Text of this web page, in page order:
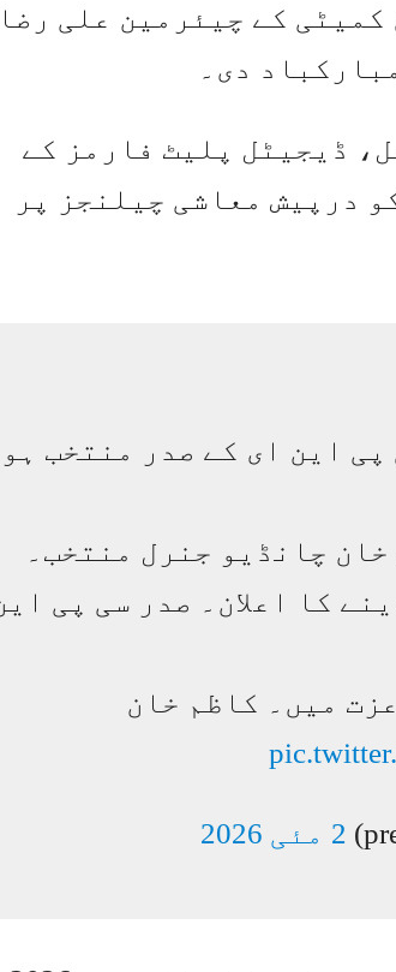
کے چیئرمین علی رضا
دی۔
ڈیجیٹل پلیٹ فارمز کے
درپیش معاشی چیلنجز پر
این ای کے صدر منتخب ہو
چانڈیو جنرل منتخب۔
دینے کا اعلان۔ صدر سی پی
2 مئی 2026